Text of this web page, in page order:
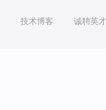
技术博客 诚聘英才